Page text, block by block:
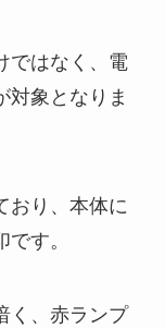
ではなく、電
対象となりま
おり、本体に
す。
く、赤ランプ